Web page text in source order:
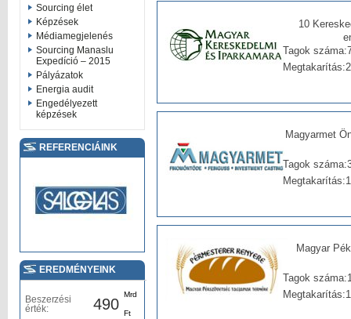
Sourcing élet
Képzések
Médiamegjelenés
Sourcing Manaslu
Expedíció – 2015
Pályázatok
Energia audit
Engedélyezett
képzések
REFERENCIÁINK
EREDMÉNYEINK
Beszerzési
érték:
490
Mrd
Ft
10
Tagok
Magyarmet
Tagok
Magyar
Tagok